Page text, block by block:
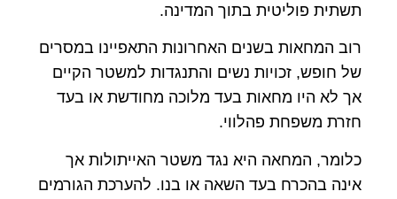
תשתית פוליטית בתוך המדינה.
רוב המחאות בשנים האחרונות התאפיינו במסרים
של חופש, זכויות נשים והתנגדות למשטר הקיים
אך לא היו מחאות בעד מלוכה מחודשת או בעד
חזרת משפחת פהלווי.
כלומר, המחאה היא נגד משטר האייתולות אך
אינה בהכרח בעד השאה או בנו. להערכת הגורמים